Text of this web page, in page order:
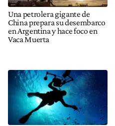
Una petrolera gigante de
China prepara su desembarco
en Argentina y hace foco en
Vaca Muerta